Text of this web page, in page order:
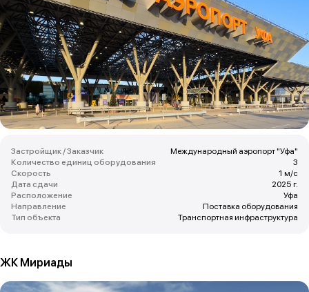
Застройщик / Заказчик
Международный аэропорт "Уфа"
Количество единиц оборудования
3
Скорость
1 м/с
Дата сдачи
2025 г.
Расположение
Уфа
Направление
Поставка оборудования
Тип объекта
Транспортная инфраструктура
ЖК Мириады